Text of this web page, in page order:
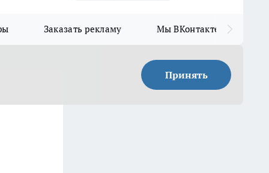
Заказать рекламу Мы ВКонтакте
Принять